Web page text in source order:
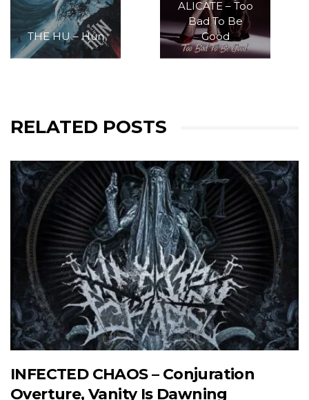
THE HU – Hun
ALICATE – Too
Bad To Be
Good
RELATED POSTS
INFECTED CHAOS – Conjuration
Overture, Vanity Is Dawning